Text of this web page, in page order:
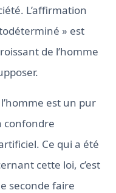
L’affirmation
» est
de l’homme
est un pur
confondre
Ce qui a été
cette loi, c’est
seconde faire